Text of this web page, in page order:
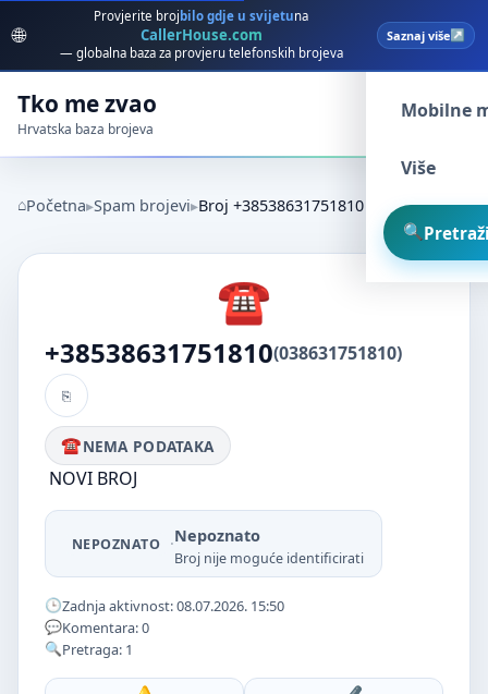
🌐
Provjerite broj bilo gdje u svijetuna
CallerHouse.com
— globalna baza za provjeru telefonskih brojeva
Saznaj više
Tko me zvao
Hrvatska baza brojeva
Spam
Mobilne
Više
Početna Spam brojevi Broj +38538631751810
+38538631751810(038631751810)
NEMA PODATAKA
NOVI BROJ
NEPOZNATO ·Nepoznato
Broj nije moguće identificirati
Zadnja aktivnost: 08.07.2026. 15:50
Komentara: 0
Pretraga: 1